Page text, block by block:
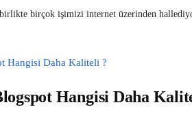
birçok işimizi internet üzerinden
Hangisi Daha